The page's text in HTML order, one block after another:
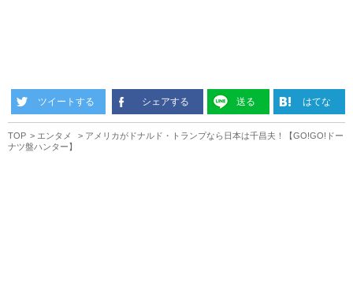
ツイートする シェアする 送る はてな
TOP エンタメ
アメリカがドナルド・トランプなら日本は千昌夫！【GO!GO!ドー
ナツ盤ハンター】